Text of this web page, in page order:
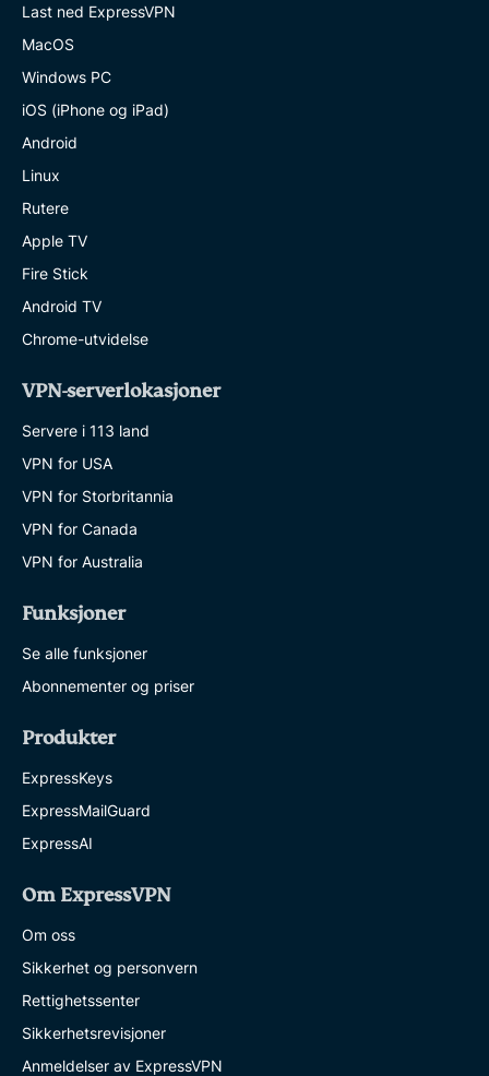
Last ned ExpressVPN
MacOS
Windows PC
iOS (iPhone og iPad)
Android
Linux
Rutere
Apple TV
Fire Stick
Android TV
Chrome-utvidelse
VPN-serverlokasjoner
Servere i 113 land
VPN for USA
VPN for Storbritannia
VPN for Canada
VPN for Australia
Funksjoner
Se alle funksjoner
Abonnementer og priser
Produkter
ExpressKeys
ExpressMailGuard
ExpressAI
Om ExpressVPN
Om oss
Sikkerhet og personvern
Rettighetssenter
Sikkerhetsrevisjoner
Anmeldelser av ExpressVPN